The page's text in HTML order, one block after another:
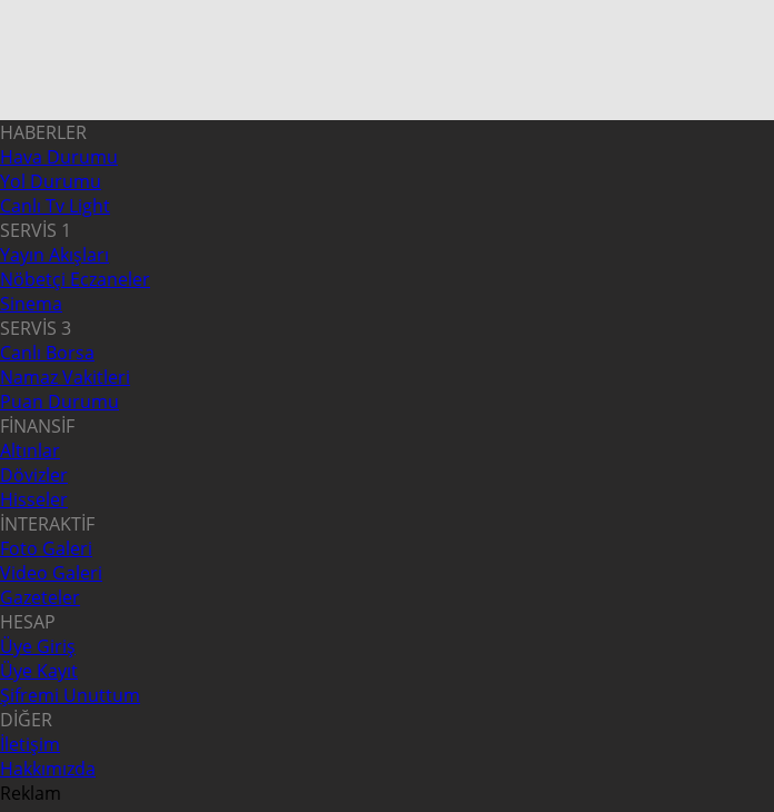
HABERLER
Hava Durumu
Yol Durumu
Canlı Tv Light
SERVİS 1
Yayın Akışları
Nöbetçi Eczaneler
Sinema
SERVİS 3
Canlı Borsa
Namaz Vakitleri
Puan Durumu
FİNANSİF
Altınlar
Dövizler
Hisseler
İNTERAKTİF
Foto Galeri
Video Galeri
Gazeteler
HESAP
Üye Giriş
Üye Kayıt
Şifremi Unuttum
DİĞER
İletişim
Hakkımızda
Reklam